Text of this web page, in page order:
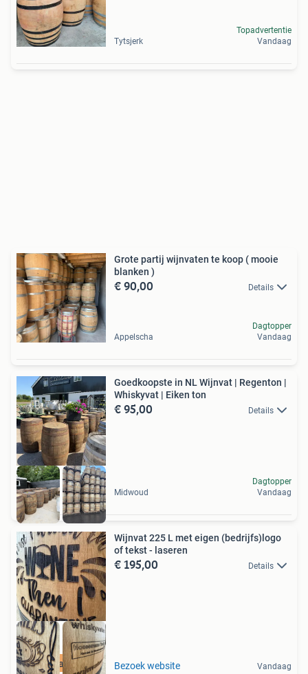
Tytsjerk
Topadvertentie
Vandaag
Grote partij wijnvaten te koop ( mooie
blanken )
€ 90,00 Details
Appelscha
Dagtopper
Vandaag
Goedkoopste in NL Wijnvat | Regenton |
Whiskyvat | Eiken ton
€ 95,00 Details
Midwoud
Dagtopper
Vandaag
Zaterdag open
Wijnvat 225 L met eigen (bedrijfs)logo
of tekst - laseren
€ 195,00 Details
Bezoek website Vandaag